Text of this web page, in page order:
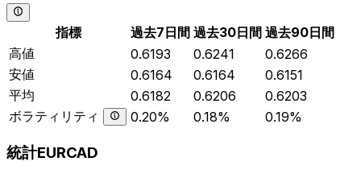
指標 過去7日間 過去30日間 過去90日間
高値
0.6193 0.6241
0.6266
安値
0.6164 0.6164
0.6151
平均
0.6182 0.6206
0.6203
ボラティリティ
0.20% 0.18% 0.19%
統計EURCAD